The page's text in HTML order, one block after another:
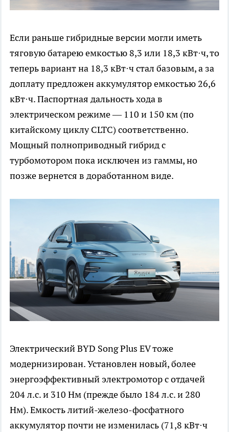
Если раньше гибридные версии могли иметь
тяговую батарею емкостью 8,3 или 18,3 кВт·ч, то
теперь вариант на 18,3 кВт·ч стал базовым, а за
доплату предложен аккумулятор емкостью 26,6
кВт·ч. Паспортная дальность хода в
электрическом режиме — 110 и 150 км (по
китайскому циклу CLTC) соответственно.
Мощный полноприводный гибрид с
турбомотором пока исключен из гаммы, но
позже вернется в доработанном виде.
Электрический BYD Song Plus EV тоже
модернизирован. Установлен новый, более
энергоэффективный электромотор с отдачей
204 л.с. и 310 Нм (прежде было 184 л.с. и 280
Нм). Емкость литий-железо-фосфатного
аккумулятор почти не изменилась (71,8 кВт·ч